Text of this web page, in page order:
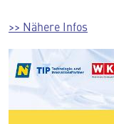
>> Nähere Infos